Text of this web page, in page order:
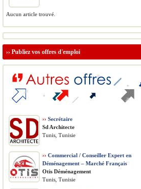
Aucun article trouvé.
›› Publiez vos offres d'emploi
›› Secrétaire
Sd Architecte
Tunis, Tunisie
›› Commercial / Conseiller Expert en
Déménagement – Marché Français
Otis Déménagement
Tunis, Tunisie